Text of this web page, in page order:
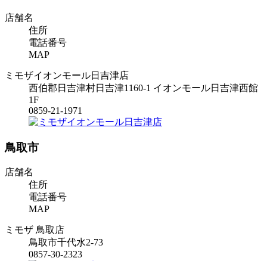
店舗名
住所
電話番号
MAP
ミモザイオンモール日吉津店
西伯郡日吉津村日吉津1160-1 イオンモール日吉津西館
1F
0859-21-1971
鳥取市
店舗名
住所
電話番号
MAP
ミモザ 鳥取店
鳥取市千代水2-73
0857-30-2323